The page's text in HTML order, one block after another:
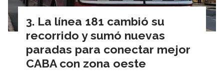
La línea 181 cambió su
recorrido y sumó nuevas
paradas para conectar mejor
CABA con zona oeste